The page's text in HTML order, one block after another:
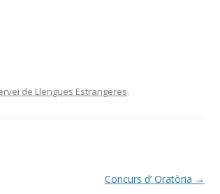
de Llengües Estrangeres.
Concurs d’ Oratòria →